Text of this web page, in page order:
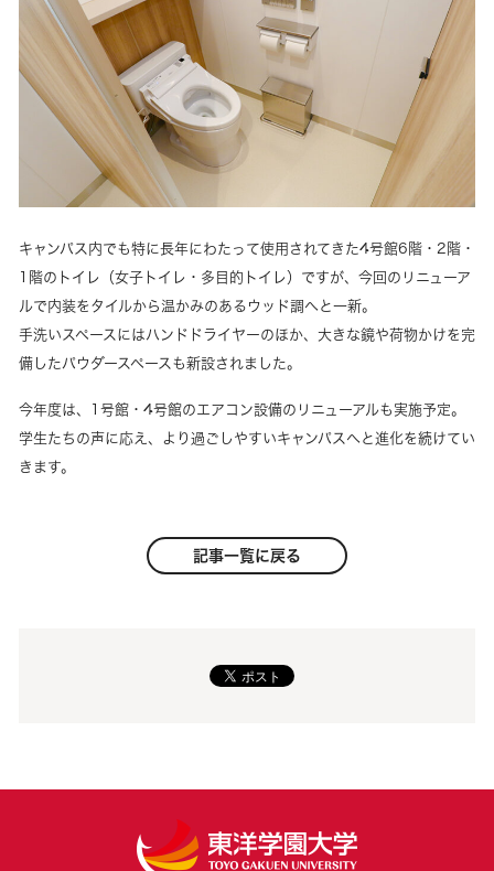
キャンパス内でも特に長年にわたって使用されてきた4号館6階・2階・
1階のトイレ（女子トイレ・多目的トイレ）ですが、今回のリニューア
ルで内装をタイルから温かみのあるウッド調へと一新。
手洗いスペースにはハンドドライヤーのほか、大きな鏡や荷物かけを完
備したパウダースペースも新設されました。
今年度は、1号館・4号館のエアコン設備のリニューアルも実施予定。
学生たちの声に応え、より過ごしやすいキャンパスへと進化を続けてい
きます。
記事一覧に戻る